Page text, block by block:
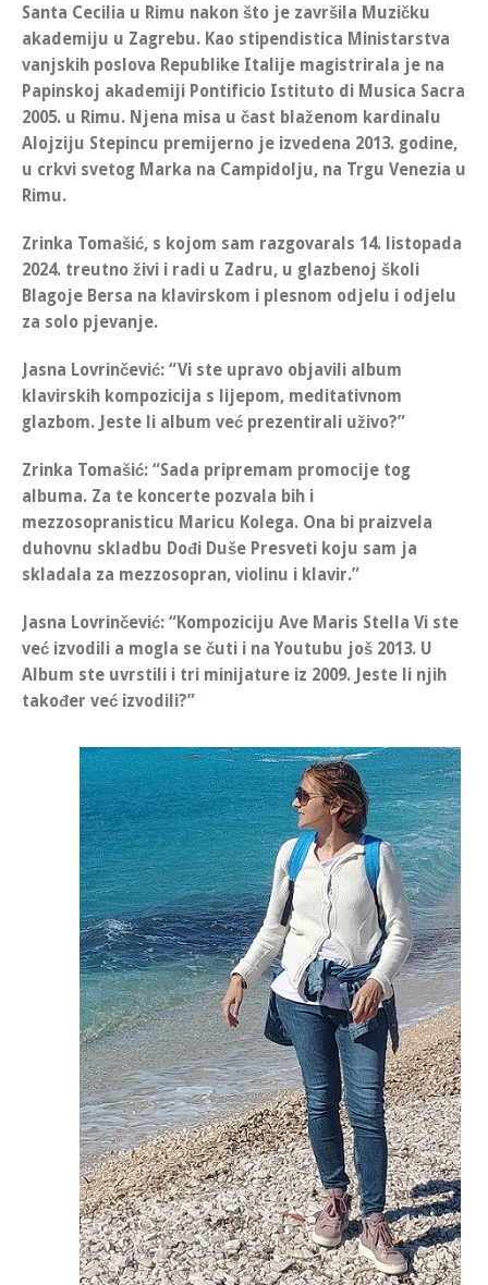
Santa Cecilia u Rimu nakon što je završila Muzičku
akademiju u Zagrebu. Kao stipendistica Ministarstva
vanjskih poslova Republike Italije magistrirala je na
Papinskoj akademiji Pontificio Istituto di Musica Sacra
2005. u Rimu. Njena misa u čast blaženom kardinalu
Alojziju Stepincu premijerno je izvedena 2013. godine,
u crkvi svetog Marka na Campidolju, na Trgu Venezia u
Rimu.
Zrinka Tomašić, s kojom sam razgovarals 14. listopada
2024. treutno živi i radi u Zadru, u glazbenoj školi
Blagoje Bersa na klavirskom i plesnom odjelu i odjelu
za solo pjevanje.
Jasna Lovrinčević: “Vi ste upravo objavili album
klavirskih kompozicija s lijepom, meditativnom
glazbom. Jeste li album već prezentirali uživo?”
Zrinka Tomašić: “Sada pripremam promocije tog
albuma. Za te koncerte pozvala bih i
mezzosopranisticu Maricu Kolega. Ona bi praizvela
duhovnu skladbu Dođi Duše Presveti koju sam ja
skladala za mezzosopran, violinu i klavir.”
Jasna Lovrinčević: “Kompoziciju Ave Maris Stella Vi ste
već izvodili a mogla se čuti i na Youtubu još 2013. U
Album ste uvrstili i tri minijature iz 2009. Jeste li njih
također već izvodili?”